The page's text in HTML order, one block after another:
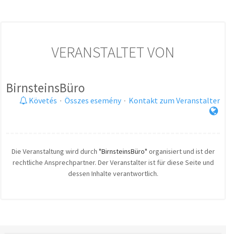
VERANSTALTET VON
BirnsteinsBüro
Követés · Összes esemény · Kontakt zum Veranstalter
Die Veranstaltung wird durch "BirnsteinsBüro" organisiert und ist der
rechtliche Ansprechpartner. Der Veranstalter ist für diese Seite und
dessen Inhalte verantwortlich.